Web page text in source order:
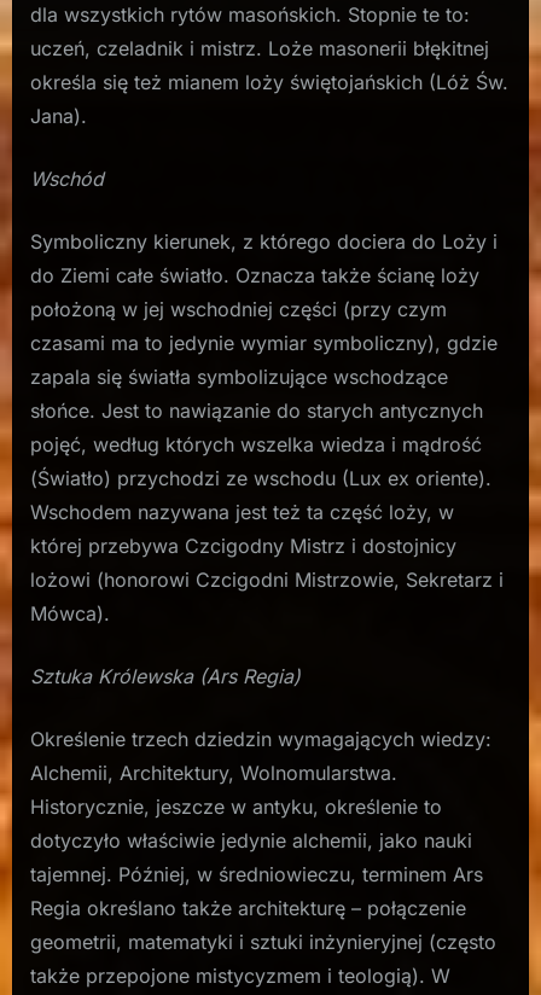
dla wszystkich rytów masońskich. Stopnie te to:
uczeń, czeladnik i mistrz. Loże masonerii błękitnej
określa się też mianem loży świętojańskich (Lóż Św.
Jana).
Wschód
Symboliczny kierunek, z którego dociera do Loży i
do Ziemi całe światło. Oznacza także ścianę loży
położoną w jej wschodniej części (przy czym
czasami ma to jedynie wymiar symboliczny), gdzie
zapala się światła symbolizujące wschodzące
słońce. Jest to nawiązanie do starych antycznych
pojęć, według których wszelka wiedza i mądrość
(Światło) przychodzi ze wschodu (Lux ex oriente).
Wschodem nazywana jest też ta część loży, w
której przebywa Czcigodny Mistrz i dostojnicy
lożowi (honorowi Czcigodni Mistrzowie, Sekretarz i
Mówca).
Sztuka Królewska (Ars Regia)
Określenie trzech dziedzin wymagających wiedzy:
Alchemii, Architektury, Wolnomularstwa.
Historycznie, jeszcze w antyku, określenie to
dotyczyło właściwie jedynie alchemii, jako nauki
tajemnej. Później, w średniowieczu, terminem Ars
Regia określano także architekturę – połączenie
geometrii, matematyki i sztuki inżynieryjnej (często
także przepojone mistycyzmem i teologią). W